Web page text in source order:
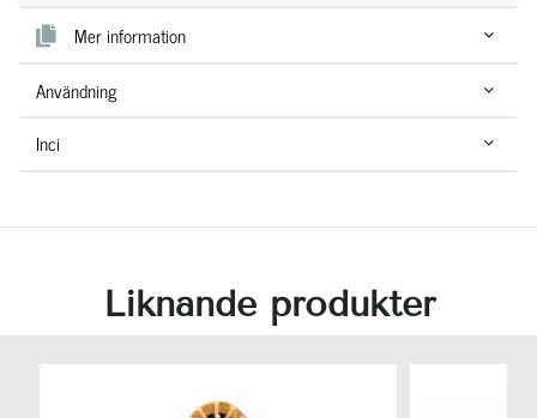
Mer information
Användning
Inci
Liknande produkter